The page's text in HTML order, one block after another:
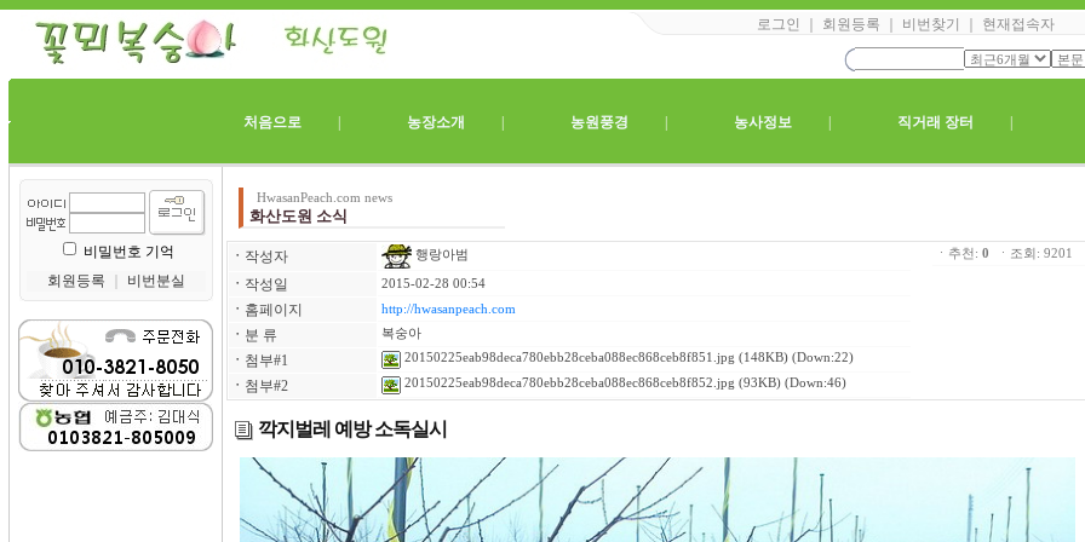
로그인 회원등록 비번찾기 현재접속자
처음으로 농장소개 농원풍경 농사정보 직거래 장터
비밀번호 기억
회원등록
비번분실
HwasanPeach.com news
화산도원 소식
ㆍ 작성자 행랑아범
ㆍ 작성일 2015-02-28 00:54
ㆍ 홈페이지 http://hwasanpeach.com
ㆍ 분 류 복숭아
ㆍ 첨부#1 20150225eab98deca780ebb28ceba088ec868ceb8f851.jpg (148KB) (Down:22)
ㆍ 첨부#2 20150225eab98deca780ebb28ceba088ec868ceb8f852.jpg (93KB) (Down:46)
ㆍ추천: 0 ㆍ조회:
깍지벌레 예방 소독실시